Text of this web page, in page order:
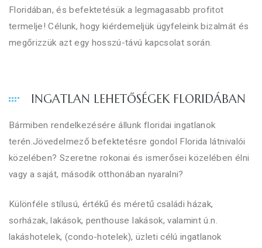
Floridában, és befektetésük a legmagasabb profitot
termelje! Célunk, hogy kiérdemeljük ügyfeleink bizalmát és
megőrizzük azt egy hosszú-távú kapcsolat során.
INGATLAN LEHETŐSÉGEK FLORIDÁBAN
Bármiben rendelkezésére állunk floridai ingatlanok
terén.Jövedelmező befektetésre gondol Florida látnivalói
közelében? Szeretne rokonai és ismerősei közelében élni
vagy a saját, második otthonában nyaralni?
Különféle stílusú, értékű és méretű családi házak,
sorházak, lakások, penthouse lakások, valamint ú.n.
lakáshotelek, (condo-hotelek), üzleti célú ingatlanok